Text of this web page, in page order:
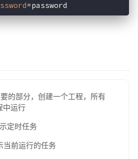
=password
的部分，创建一个工程，所有
中运行
定时任务
前运行的任务